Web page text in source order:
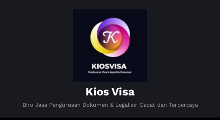
Kios Visa
Biro Jasa Pengurusan Dokumen & Legalisir Cepat dan Terpercaya